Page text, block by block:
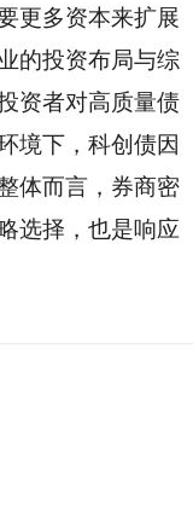
更多资本来扩展
的投资布局与综
资者对高质量债
境下，科创债因
体而言，券商密
选择，也是响应